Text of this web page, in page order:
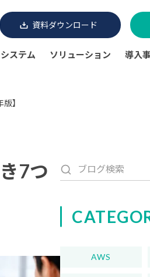
資料ダウンロード
ステム ソリューション 導入
】
7つ
AWS